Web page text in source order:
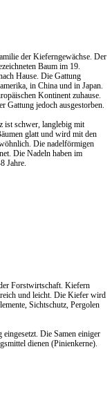
der Kieferngewächse. Der
Baum im 19.
Hause. Die Gattung
in China und in Japan.
Kontinent zuhause.
Gattung jedoch ausgestorben.
ist schwer, langlebig mit
glatt und wird mit den
Die nadelförmigen
Die Nadeln haben im
Jahre.
Forstwirtschaft. Kiefern
und leicht. Die Kiefer wird
Sichtschutz, Pergolen
Die Samen einiger
dienen (Pinienkerne).